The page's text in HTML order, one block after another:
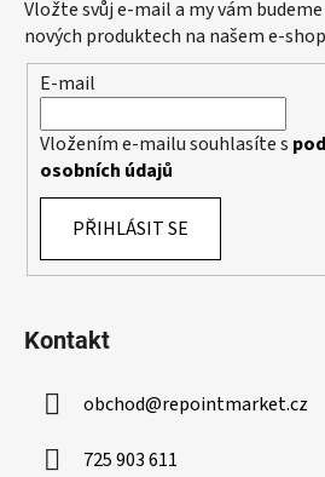
v
k
v
ý
p
Vložte svůj e-mail a my vám
nových produktech na našem e-
E-mail
Vložením e-mailu souhlasíte s
osobních údajů
PŘIHLÁSIT SE
Kontakt
obchod@repointmarket.cz
725 903 611